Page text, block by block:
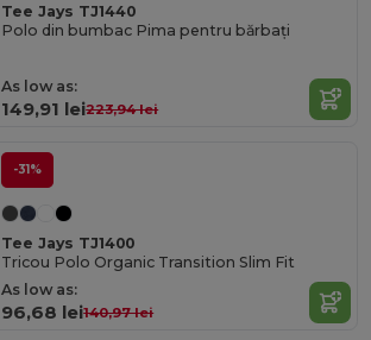
Tee Jays TJ1440
Polo din bumbac Pima pentru bărbați
As low as:
149,91 lei223,94 lei
-31%
Tee Jays TJ1400
Tricou Polo Organic Transition Slim Fit
As low as:
96,68 lei140,97 lei